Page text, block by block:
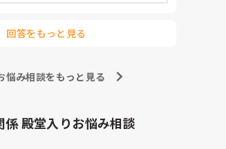
キメすぎというか気合い入りすぎみ
ゃいますかね…。
回答をもっと見る
悩み相談をもっと見る
係 殿堂入りお悩み相談